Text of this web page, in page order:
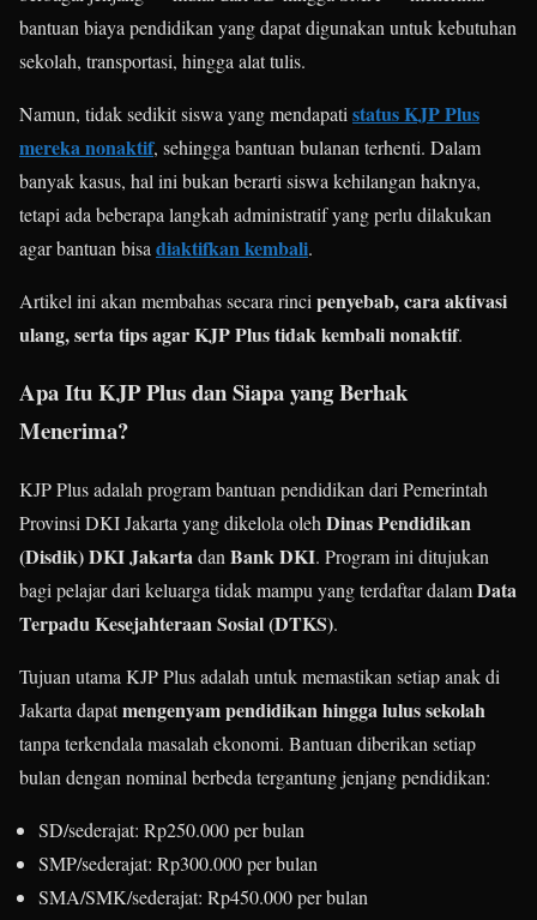
bantuan biaya pendidikan yang dapat digunakan untuk kebutuhan
sekolah, transportasi, hingga alat tulis.
Namun, tidak sedikit siswa yang mendapati status KJP Plus
mereka nonaktif, sehingga bantuan bulanan terhenti. Dalam
banyak kasus, hal ini bukan berarti siswa kehilangan haknya,
tetapi ada beberapa langkah administratif yang perlu dilakukan
agar bantuan bisa diaktifkan kembali.
Artikel ini akan membahas secara rinci penyebab, cara aktivasi
ulang, serta tips agar KJP Plus tidak kembali nonaktif.
Apa Itu KJP Plus dan Siapa yang Berhak
Menerima?
KJP Plus adalah program bantuan pendidikan dari Pemerintah
Provinsi DKI Jakarta yang dikelola oleh Dinas Pendidikan
(Disdik) DKI Jakartadan Bank DKI. Program ini ditujukan
bagi pelajar dari keluarga tidak mampu yang terdaftar dalamData
Terpadu Kesejahteraan Sosial (DTKS).
Tujuan utama KJP Plus adalah untuk memastikan setiap anak di
Jakarta dapatmengenyam pendidikan hingga lulus sekolah
tanpa terkendala masalah ekonomi. Bantuan diberikan setiap
bulan dengan nominal berbeda tergantung jenjang pendidikan:
SD/sederajat: Rp250.000 per bulan
SMP/sederajat: Rp300.000 per bulan
SMA/SMK/sederajat: Rp450.000 per bulan